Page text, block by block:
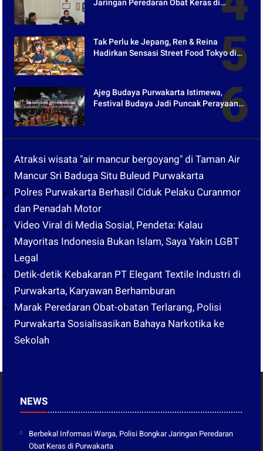
Jaringan Peredaran Obat Keras di
Tak Perlu ke Jepang, Ren & Reina
Hadirkan Sensasi Street Food Tokyo di
Ajeg Budaya Purwakarta Istimewa,
Festival Budaya Jadi Puncak Perayaan
Atraksi wisata "air mancur bergoyang" di Taman Air
Mancur Sri Baduga Situ Buleud Purwakarta
Polres Purwakarta Berhasil Ciduk Pelaku Curanmor
dan Penadah Motor
Video Viral di Media Sosial, Pendeta: Kalau
Mayoritas Indonesia Bukan Islam, Saya Yakin LGBT
Legal
Detik-detik Kebakaran PT Elegant Textile Industri di
Purwakarta, Karyawan Berhamburan
Marak Peredaran Obat-obatan Terlarang, Polisi
Purwakarta Sosialisasikan Bahaya Narkotika ke
Sekolah
NEWS
Berbekal Informasi Warga, Polisi Bongkar Jaringan Peredaran
Obat Keras di Purwakarta